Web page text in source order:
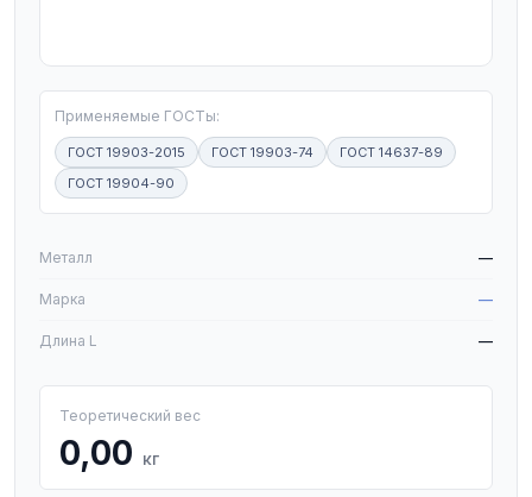
Применяемые ГОСТы:
ГОСТ 19903-2015 ГОСТ 19903-74
ГОСТ 14637-89
ГОСТ 19904-90
Металл —
Марка —
Длина L —
Теоретический вес
0,00 кг